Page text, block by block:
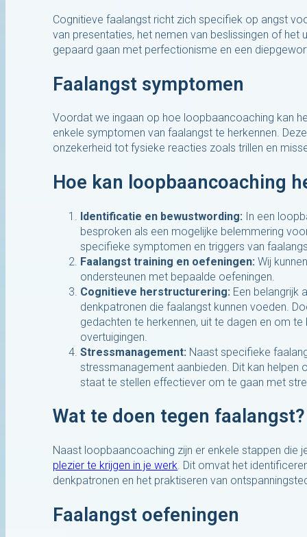
Cognitieve faalangst richt zich specifiek op angst
van presentaties, het nemen van beslissingen of
gepaard gaan met perfectionisme en een
Faalangst symptomen
Voordat we ingaan op hoe loopbaancoaching kan
enkele symptomen van faalangst te herkennen.
onzekerheid tot fysieke reacties zoals trillen en
Hoe kan loopbaancoaching
Identificatie en bewustwording: In een
besproken als een mogelijke belemmering
specifieke symptomen en triggers van
Faalangst training en oefeningen: Wij
ondersteunen met bepaalde oefeningen.
Cognitieve herstructurering: Een belangrijk
denkpatronen die faalangst kunnen voeden.
gedachten te herkennen, uit te dagen en om
overtuigingen.
Stressmanagement: Naast specifieke
stressmanagement aanbieden. Dit kan helpen
staat te stellen effectiever om te gaan met
Wat te doen tegen faalangst?
Naast loopbaancoaching zijn er enkele stappen die
plezier te krijgen in je werk. Dit omvat het
denkpatronen en het praktiseren van
Faalangst oefeningen